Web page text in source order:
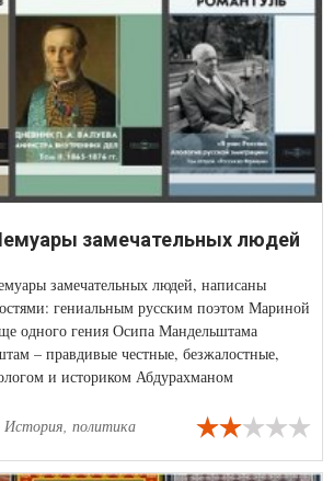
замечательных людей
замечательных людей, написаны
гениальным русским поэтом Мариной
одного гения Осипа Мандельштама
– правдивые честные, безжалостные,
и историком Абдурахманом
боевым генералом, партизаном
чьи воспоминания расходились с
История, политика